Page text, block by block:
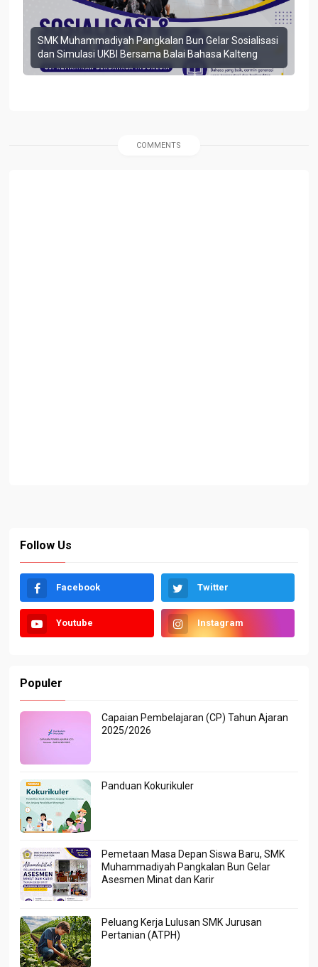
SMK Muhammadiyah Pangkalan Bun Gelar Sosialisasi
dan Simulasi UKBI Bersama Balai Bahasa Kalteng
COMMENTS
Follow Us
Facebook Twitter
Youtube Instagram
Populer
Capaian Pembelajaran (CP) Tahun Ajaran
2025/2026
Panduan Kokurikuler
Pemetaan Masa Depan Siswa Baru, SMK
Muhammadiyah Pangkalan Bun Gelar
Asesmen Minat dan Karir
Peluang Kerja Lulusan SMK Jurusan
Pertanian (ATPH)